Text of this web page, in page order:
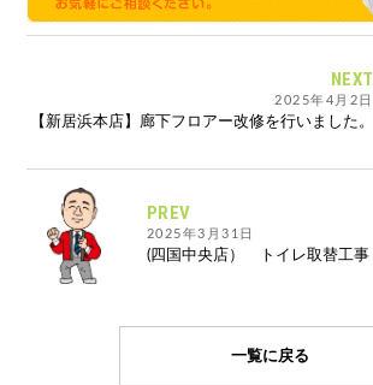
PREV
2025年3月31日
(四国中央店） トイレ取替工事
NEXT
2025年4月2日
【新居浜本店】廊下フロアー改修を行いました。
一覧に戻る